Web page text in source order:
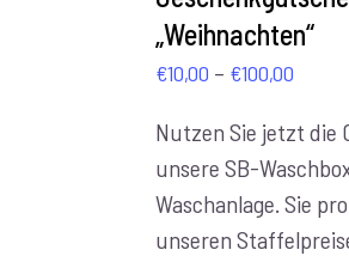
„Weihnachten“
€10,00 – €100,00
bis
Nutzen Sie jetzt die
unsere SB-
Waschanlage. Sie
unseren